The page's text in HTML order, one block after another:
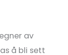
av
å bli sett